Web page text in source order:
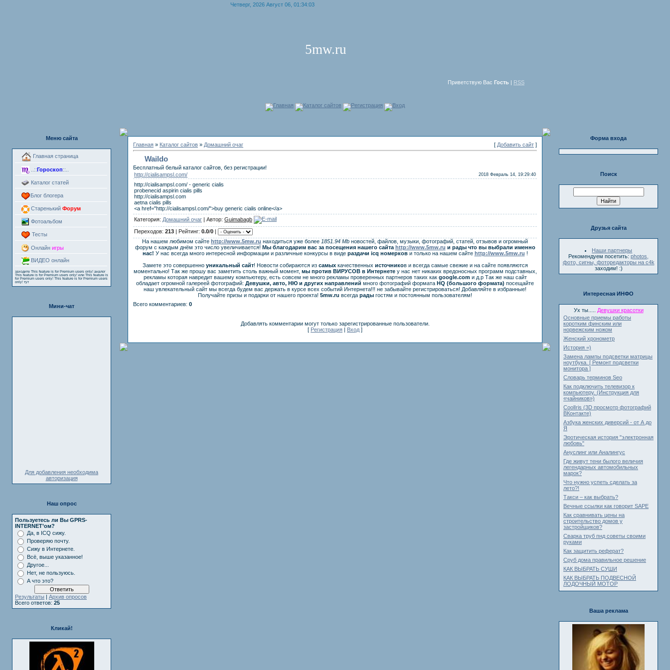
Четверг, 2026 Август 06, 01:34:03
5mw.ru
Приветствую Вас Гость | RSS
Главная Каталог сайтов Регистрация Вход
Меню сайта
Главная страница
..:: Гороскоп::..
Каталог статей
Блог блогера
Старенький Форум
Фотоальбом
Тесты
Онлайн игры
ВИДЕО онлайн
заходите This feature is for Premium users only! аналог
This feature is for Premium users only! или This feature is
for Premium users only! This feature is for Premium users
only! тут
Мини-чат
Для добавления необходима
авторизация
Наш опрос
Пользуетесь ли Вы GPRS-
INTERNET’ом?
Да, в ICQ сижу.
Проверяю почту.
Сижу в Интернете.
Всё, выше указанное!
Другое...
Нет, не пользуюсь.
А что это?
Результаты | Архив опросов
Всего ответов: 25
Кликай!
Главная » Каталог сайтов » Домашний очаг [ Добавить сайт ]
Waildo
Бесплатный белый каталог сайтов, без регистрации!
http://cialisampsl.com/
2018 Февраль 14, 19:29:40
http://cialisampsl.com/ - generic cialis
probenecid aspirin cialis pills
http://cialisampsl.com
aetna cialis pills
<a href="http://cialisampsl.com/">buy generic cialis online</a>
Категория: Домашний очаг | Автор: Guimabagb
Переходов: 213 | Рейтинг: 0.0/0 |
На нашем любимом сайте http://www.5mw.ru находиться уже более 1851.94 Mb новостей, файлов, музыки, фотографий, статей, отзывов и огромный
форум с каждым днём это число увеличивается! Мы благодарим вас за посещения нашего сайта http://www.5mw.ru и рады что вы выбрали именно
нас! У нас всегда много интересной информации и различные конкурсы в виде раздачи icq номеркови только на нашем сайте http://www.5mw.ru !
Замете это совершенноуникальный сайт! Новости собираются из самыхкачественных источников и всегда самые свежие и на сайте появляются
моментально! Так же прошу вас заметить столь важный момент, мы против ВИРУСОВ в Интернетеу нас нет никаких вредоносных программ подставных,
рекламы которая навредит вашему компьютеру, есть совсем не много рекламы проверенных партнеров таких как google.comи д.р Так же наш сайт
обладает огромной галереей фотографий: Девушки, авто, НЮ и других направлений много фотографий формата HQ (большого формата) посещайте
наш увлекательный сайт мы всегда будем вас держать в курсе всех событий Интернета!!! не забывайте регистрироваться! Добавляйте в избранные!
Получайте призы и подарки от нашего проекта! 5mw.ru всегда рады гостям и постоянным пользователям!
Всего комментариев: 0
Добавлять комментарии могут только зарегистрированные пользователи.
[ Регистрация | Вход ]
Форма входа
Поиск
Друзья сайта
Наши партнеры
Рекомендуем посетить: photos,
фото, сигны, фоторедакторы на c4k
заходим! :)
Интересная ИНФО
Ух ты.....
Девушки красотки
Основные приемы работы
коротким финским или
норвежским ножом
Женский хронометр
История =)
Замена лампы подсветки матрицы
ноутбука. [ Ремонт подсветки
монитора ]
Словарь терминов Seo
Как подключить телевизор к
компьютеру. (Инструкция для
«чайников»)
CoolIris (3D просмотр фотографий
ВКонтакте)
Азбука женских диверсий - от А до
Я
Эротическая история "электронная
любовь"
Ануслинг или Аналингус
Где живут тени былого величия
легендарных автомобильных
марок?
Что нужно успеть сделать за
лето?!
Такси – как выбрать?
Вечные ссылки как говорит SAPE
Как сравнивать цены на
строительство домов у
застройщиков?
Сварка труб пнд советы своими
руками
Как защитить реферат?
Сруб дома правильное решение
КАК ВЫБРАТЬ СУШИ
КАК ВЫБРАТЬ ПОДВЕСНОЙ
ЛОДОЧНЫЙ МОТОР
Ваша реклама